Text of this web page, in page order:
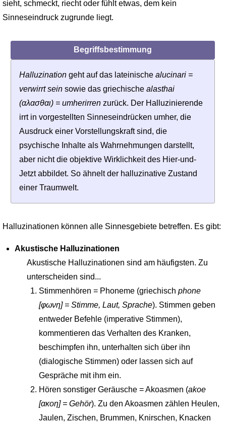
sieht, schmeckt, riecht oder fühlt etwas, dem kein
Sinneseindruck zu­grunde liegt.
Begriffsbestimmung
Halluzinationgeht auf das lateinische alucinari =
verwirrt seinsowie das griechische alasthai
(αλασθαι) = umherirrenzurück. Der Halluzinierende
irrt in vorgestellten Sinneseindrücken umher, die
Ausdruck einer Vorstellungskraft sind, die
psychische Inhalte als Wahrnehmungen darstellt,
aber nicht die objektive Wirklich­keit des Hier-und-
Jetzt abbildet. So ähnelt der halluzinative Zustand
einer Traumwelt.
Halluzinationen können alle Sinnesgebiete betreffen. Es gibt:
Akustische Halluzinationen
Akustische Halluzinationen sind am häufigsten. Zu
unterscheiden sind...
Stimmenhören = Phoneme (griechisch phone
[φωνη] = Stimme, Laut, Sprache). Stimmen geben
entweder Befehle (imperative Stimmen),
kommentieren das Verhalten des Kranken,
beschimpfen ihn, unterhalten sich über ihn
(dialogische Stimmen) oder lassen sich auf
Gespräche mit ihm ein.
Hören sonstiger Geräusche = Akoasmen (akoe
[ακοη] = Gehör). Zu den Akoasmen zählen Heulen,
Jaulen, Zischen, Brummen, Knirschen, Knacken